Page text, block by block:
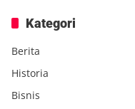
Kategori
Berita
Historia
Bisnis